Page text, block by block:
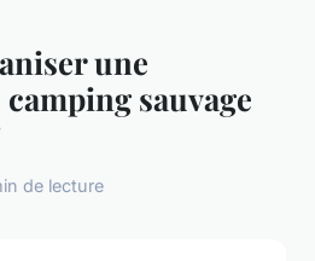
une
sauvage
de lecture